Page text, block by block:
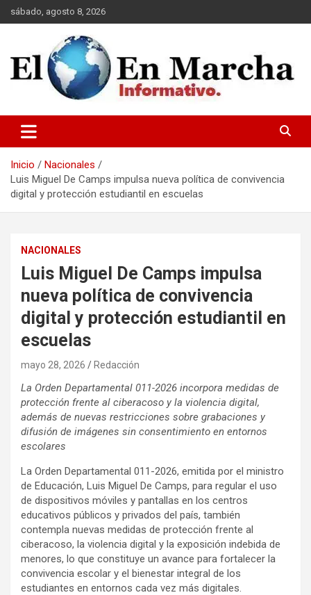
Saltar
al
sábado, agosto 8, 2026
elmundoenmarcha.net
Inicio
Nacionales
Luis Miguel De Camps impulsa nueva política de convivencia
digital y protección estudiantil en escuelas
NACIONALES
Luis Miguel De Camps impulsa
nueva política de convivencia
digital y protección estudiantil en
escuelas
mayo 28, 2026 Redacción
La Orden Departamental 011-2026 incorpora medidas de
protección frente al ciberacoso y la violencia digital,
además de nuevas restricciones sobre grabaciones y
difusión de imágenes sin consentimiento en entornos
escolares
La Orden Departamental 011-2026, emitida por el ministro
de Educación, Luis Miguel De Camps, para regular el uso
de dispositivos móviles y pantallas en los centros
educativos públicos y privados del país, también
contempla nuevas medidas de protección frente al
ciberacoso, la violencia digital y la exposición indebida de
menores, lo que constituye un avance para fortalecer la
convivencia escolar y el bienestar integral de los
estudiantes en entornos cada vez más digitales.